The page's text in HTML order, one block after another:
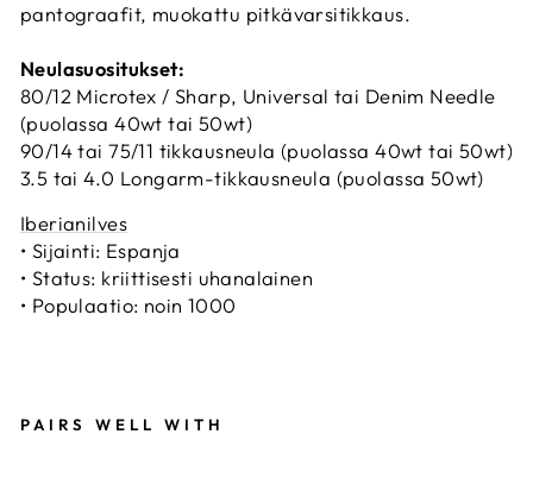
pantograafit, muokattu pitkävarsitikkaus.
Neulasuositukset:
80/12 Microtex / Sharp, Universal tai Denim Needle
(puolassa 40wt tai 50wt)
90/14 tai 75/11 tikkausneula (puolassa 40wt tai 50wt)
3.5 tai 4.0 Longarm-tikkausneula (puolassa 50wt)
Iberianilves
• Sijainti: Espanja
• Status: kriittisesti uhanalainen
• Populaatio: noin 1000
PAIRS WELL WITH